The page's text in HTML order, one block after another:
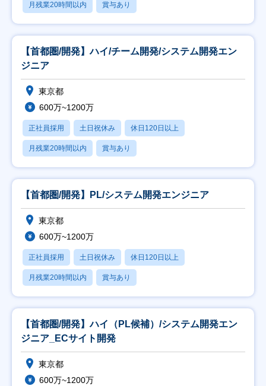
月残業20時間以内 賞与あり
【首都圏/開発】ハイ/チーム開発/システム開発エン
ジニア
東京都
600万~1200万
正社員採用 土日祝休み 休日120日以上
月残業20時間以内 賞与あり
【首都圏/開発】PL/システム開発エンジニア
東京都
600万~1200万
正社員採用 土日祝休み 休日120日以上
月残業20時間以内 賞与あり
【首都圏/開発】ハイ（PL候補）/システム開発エン
ジニア_ECサイト開発
東京都
600万~1200万